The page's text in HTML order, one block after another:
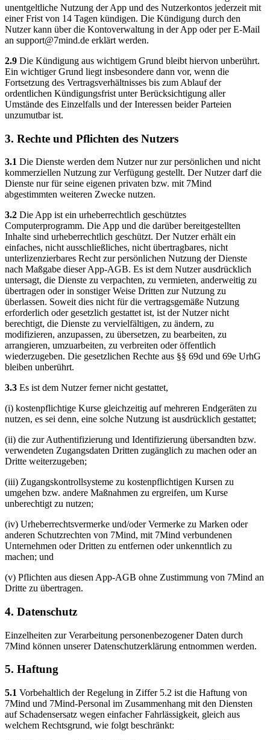
unentgeltliche Nutzung der App und des Nutzerkontos jederzeit mit
einer Frist von 14 Tagen kündigen. Die Kündigung durch den
Nutzer kann über die Kontoverwaltung in der App oder per E-Mail
an support@7mind.de erklärt werden.
2.9 Die Kündigung aus wichtigem Grund bleibt hiervon unberührt.
Ein wichtiger Grund liegt insbesondere dann vor, wenn die
Fortsetzung des Vertragsverhältnisses bis zum Ablauf der
ordentlichen Kündigungsfrist unter Berücksichtigung aller
Umstände des Einzelfalls und der Interessen beider Parteien
unzumutbar ist.
3. Rechte und Pflichten des Nutzers
3.1 Die Dienste werden dem Nutzer nur zur persönlichen und nicht
kommerziellen Nutzung zur Verfügung gestellt. Der Nutzer darf die
Dienste nur für seine eigenen privaten bzw. mit 7Mind
abgestimmten weiteren Zwecke nutzen.
3.2 Die App ist ein urheberrechtlich geschütztes
Computerprogramm. Die App und die darüber bereitgestellten
Inhalte sind urheberrechtlich geschützt. Der Nutzer erhält ein
einfaches, nicht ausschließliches, nicht übertragbares, nicht
unterlizenzierbares Recht zur persönlichen Nutzung der Dienste
nach Maßgabe dieser App-AGB. Es ist dem Nutzer ausdrücklich
untersagt, die Dienste zu verpachten, zu vermieten, anderweitig zu
übertragen oder in sonstiger Weise Dritten zur Nutzung zu
überlassen. Soweit dies nicht für die vertragsgemäße Nutzung
erforderlich oder gesetzlich gestattet ist, ist der Nutzer nicht
berechtigt, die Dienste zu vervielfältigen, zu ändern, zu
modifizieren, anzupassen, zu übersetzen, zu bearbeiten, zu
arrangieren, umzuarbeiten, zu verbreiten oder öffentlich
wiederzugeben. Die gesetzlichen Rechte aus §§ 69d und 69e UrhG
bleiben unberührt.
3.3 Es ist dem Nutzer ferner nicht gestattet,
(i) kostenpflichtige Kurse gleichzeitig auf mehreren Endgeräten zu
nutzen, es sei denn, eine solche Nutzung ist ausdrücklich gestattet;
(ii) die zur Authentifizierung und Identifizierung übersandten bzw.
verwendeten Zugangsdaten Dritten zugänglich zu machen oder an
Dritte weiterzugeben;
(iii) Zugangskontrollsysteme zu kostenpflichtigen Kursen zu
umgehen bzw. andere Maßnahmen zu ergreifen, um Kurse
unberechtigt zu nutzen;
(iv) Urheberrechtsvermerke und/oder Vermerke zu Marken oder
anderen Schutzrechten von 7Mind, mit 7Mind verbundenen
Unternehmen oder Dritten zu entfernen oder unkenntlich zu
machen; und
(v) Pflichten aus diesen App-AGB ohne Zustimmung von 7Mind an
Dritte zu übertragen.
4. Datenschutz
Einzelheiten zur Verarbeitung personenbezogener Daten durch
7Mind können unserer Datenschutzerklärung entnommen werden.
5. Haftung
5.1 Vorbehaltlich der Regelung in Ziffer 5.2 ist die Haftung von
7Mind und 7Mind-Personal im Zusammenhang mit den Diensten
auf Schadensersatz wegen einfacher Fahrlässigkeit, gleich aus
welchem Rechtsgrund, wie folgt beschränkt: